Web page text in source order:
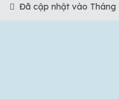
Đã cập nhật vào Tháng